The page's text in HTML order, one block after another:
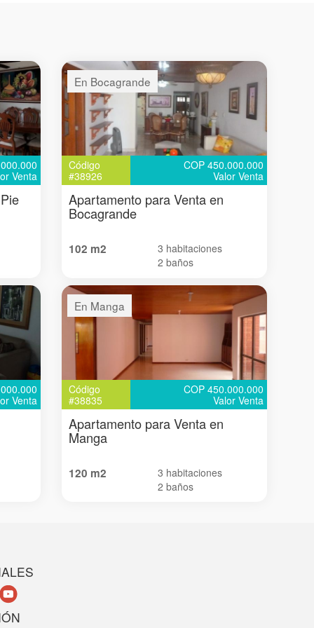
Venta
En Bocagrande
Código
#38926
COP 450.000.000
Valor Venta
Apartamento para Venta en
Bocagrande
102 m2
3 habitaciones
2 baños
Venta
En Manga
Código
#38835
COP 450.000.000
Valor Venta
Apartamento para Venta en
Manga
120 m2
3 habitaciones
2 baños